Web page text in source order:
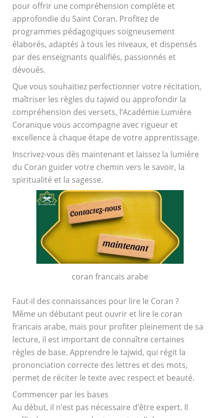
pour offrir une compréhension complète et
approfondie du Saint Coran. Profitez de
programmes pédagogiques soigneusement
élaborés, adaptés à tous les niveaux, et dispensés
par des enseignants qualifiés, passionnés et
dévoués.
Que vous souhaitiez perfectionner votre récitation,
maîtriser les règles du tajwid ou approfondir la
compréhension des versets, l’Académie Lumière
Coranique vous accompagne avec rigueur et
excellence à chaque étape de votre apprentissage.
Inscrivez-vous dès maintenant et laissez la lumière
du Coran guider votre chemin vers le savoir, la
spiritualité et la sagesse.
coran francais arabe
Faut-il des connaissances pour lire le Coran ?
Même un débutant peut ouvrir et lire le coran
francais arabe, mais pour profiter pleinement de sa
lecture, il est important de connaître certaines
règles de base. Apprendre le tajwid, qui régit la
prononciation correcte des lettres et des mots,
permet de réciter le texte avec respect et beauté.
Commencer par les bases
Au début, il n’est pas nécessaire d’être expert. Il